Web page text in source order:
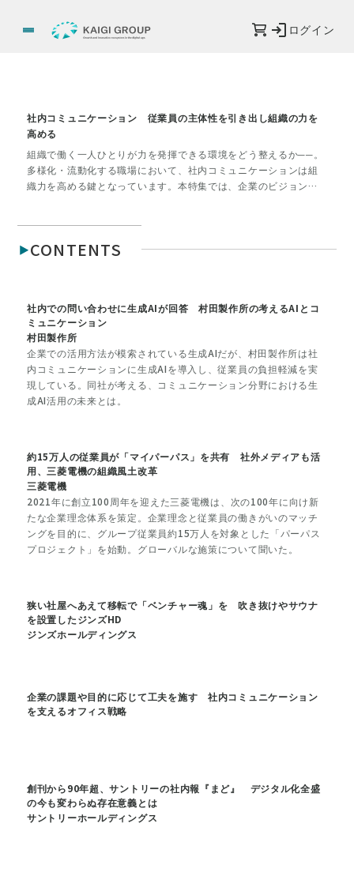
ログイン
社内コミュニケーション 従業員の主体性を引き出し組織の力を
高める
組織で働く一人ひとりが力を発揮できる環境をどう整えるか──。
多様化・流動化する職場において、社内コミュニケーションは組
織力を高める鍵となっています。本特集では、企業のビジョンや
で、幅広い事例を通じて、いま求められているコミュニケーショ
CONTENTS
社内での問い合わせに生成AIが回答 村田製作所の考えるAIとコ
ミュニケーション
村田製作所
企業での活用方法が模索されている生成AIだが、村田製作所は社
内コミュニケーションに生成AIを導入し、従業員の負担軽減を実
現している。同社が考える、コミュニケーション分野における生
成AI活用の未来とは。
約15万人の従業員が「マイパーパス」を共有 社外メディアも活
用、三菱電機の組織風土改革
三菱電機
2021年に創立100周年を迎えた三菱電機は、次の100年に向け新
たな企業理念体系を策定。企業理念と従業員の働きがいのマッチ
ングを目的に、グループ従業員約15万人を対象とした「パーパス
プロジェクト」を始動。グローバルな施策について聞いた。
狭い社屋へあえて移転で「ベンチャー魂」を 吹き抜けやサウナ
を設置したジンズHD
ジンズホールディングス
企業の課題や目的に応じて工夫を施す 社内コミュニケーション
を支えるオフィス戦略
創刊から90年超、サントリーの社内報『まど』 デジタル化全盛
の今も変わらぬ存在意義とは
サントリーホールディングス